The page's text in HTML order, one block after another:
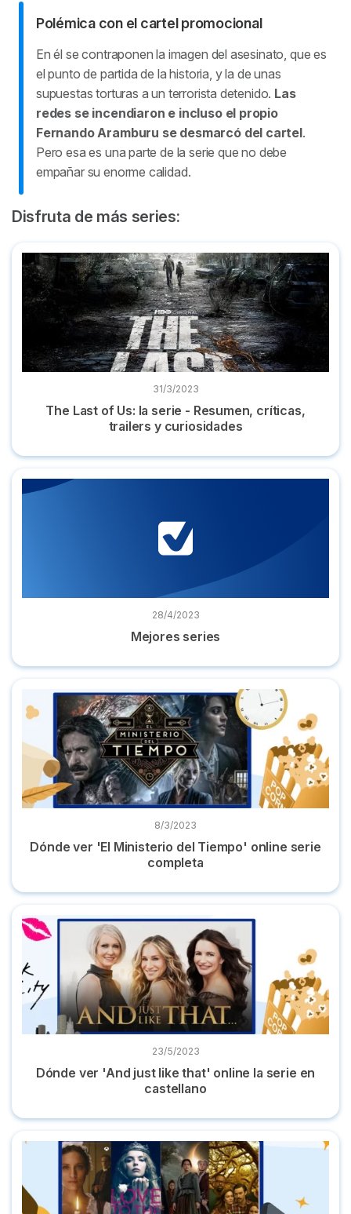
Polémica con el cartel promocional
En él se contraponen la imagen del asesinato, que es
el punto de partida de la historia, y la de unas
supuestas torturas a un terrorista detenido. Las
redes se incendiaron e incluso el propio
Fernando Aramburu se desmarcó del cartel.
Pero esa es una parte de la serie que no debe
empañar su enorme calidad.
Disfruta de más series:
The Last of Us: la serie - Resumen, críticas, trailers y
31/3/2023
The Last of Us: la serie - Resumen, críticas,
trailers y curiosidades
Mejores series
28/4/2023
Mejores series
Dónde ver 'El Ministerio del Tiempo' online serie completa
8/3/2023
Dónde ver 'El Ministerio del Tiempo' online serie
completa
Dónde ver 'And just like that' online la serie en castellano
23/5/2023
Dónde ver 'And just like that' online la serie en
castellano
10 Series parecidas a 'Oulander' y dónde verlas online